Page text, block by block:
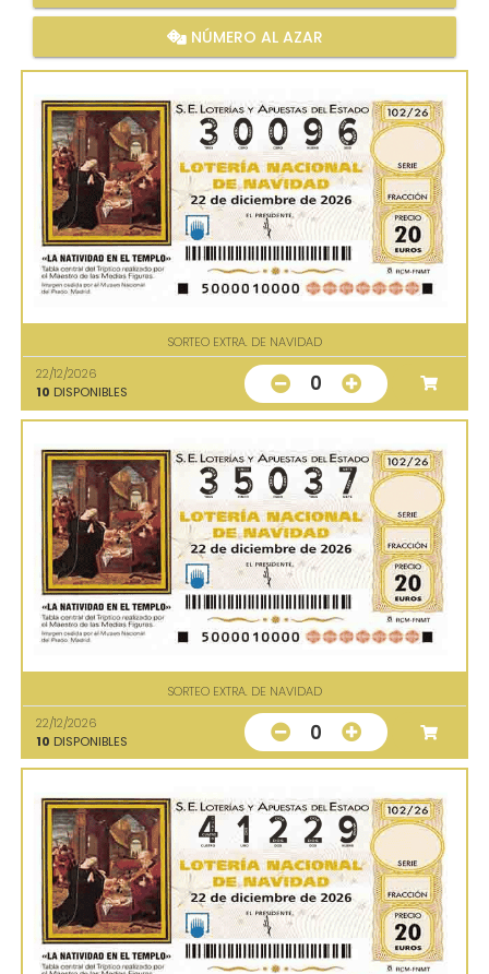
NÚMERO AL AZAR
SORTEO EXTRA. DE NAVIDAD
22/12/2026
10 DISPONIBLES 0
SORTEO EXTRA. DE NAVIDAD
22/12/2026
10 DISPONIBLES 0